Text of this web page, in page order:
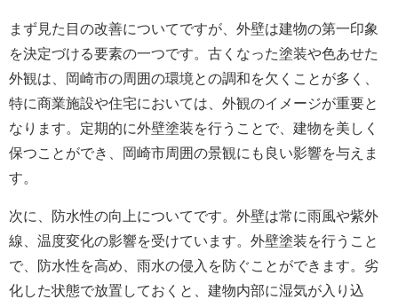
まず見た目の改善についてですが、外壁は建物の第一印象
を決定づける要素の一つです。古くなった塗装や色あせた
外観は、岡崎市の周囲の環境との調和を欠くことが多く、
特に商業施設や住宅においては、外観のイメージが重要と
なります。定期的に外壁塗装を行うことで、建物を美しく
保つことができ、岡崎市周囲の景観にも良い影響を与えま
す。
次に、防水性の向上についてです。外壁は常に雨風や紫外
線、温度変化の影響を受けています。外壁塗装を行うこと
で、防水性を高め、雨水の侵入を防ぐことができます。劣
化した状態で放置しておくと、建物内部に湿気が入り込